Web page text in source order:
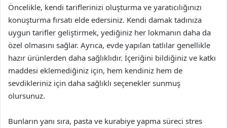
Öncelikle, kendi tariflerinizi oluşturma ve yaratıcılığınızı
konuşturma fırsatı elde edersiniz. Kendi damak tadınıza
uygun tarifler geliştirmek, yediğiniz her lokmanın daha da
özel olmasını sağlar. Ayrıca, evde yapılan tatlılar genellikle
hazır ürünlerden daha sağlıklıdır. İçeriğini bildiğiniz ve katkı
maddesi eklemediğiniz için, hem kendiniz hem de
sevdikleriniz için daha sağlıklı seçenekler sunmuş
olursunuz.
Bunların yanı sıra, pasta ve kurabiye yapma süreci stres